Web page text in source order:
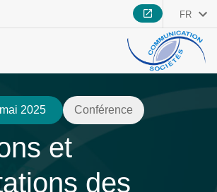
FR
2025 Conférence
et
des